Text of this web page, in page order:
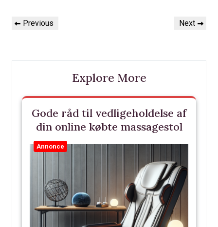
Indlægsnavigation
Previous
Previous
Next
Next
Explore More
Gode råd til vedligeholdelse af
din online købte massagestol
Annonce